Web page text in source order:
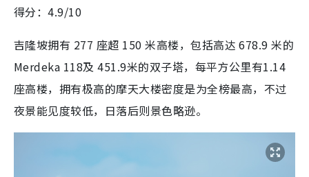
得分：4.9/10
吉隆坡拥有 277 座超 150 米高楼，包括高达 678.9 米的
Merdeka 118及 451.9米的双子塔，每平方公里有1.14
座高楼，拥有极高的摩天大楼密度是为全榜最高，不过
夜景能见度较低，日落后则景色略逊。